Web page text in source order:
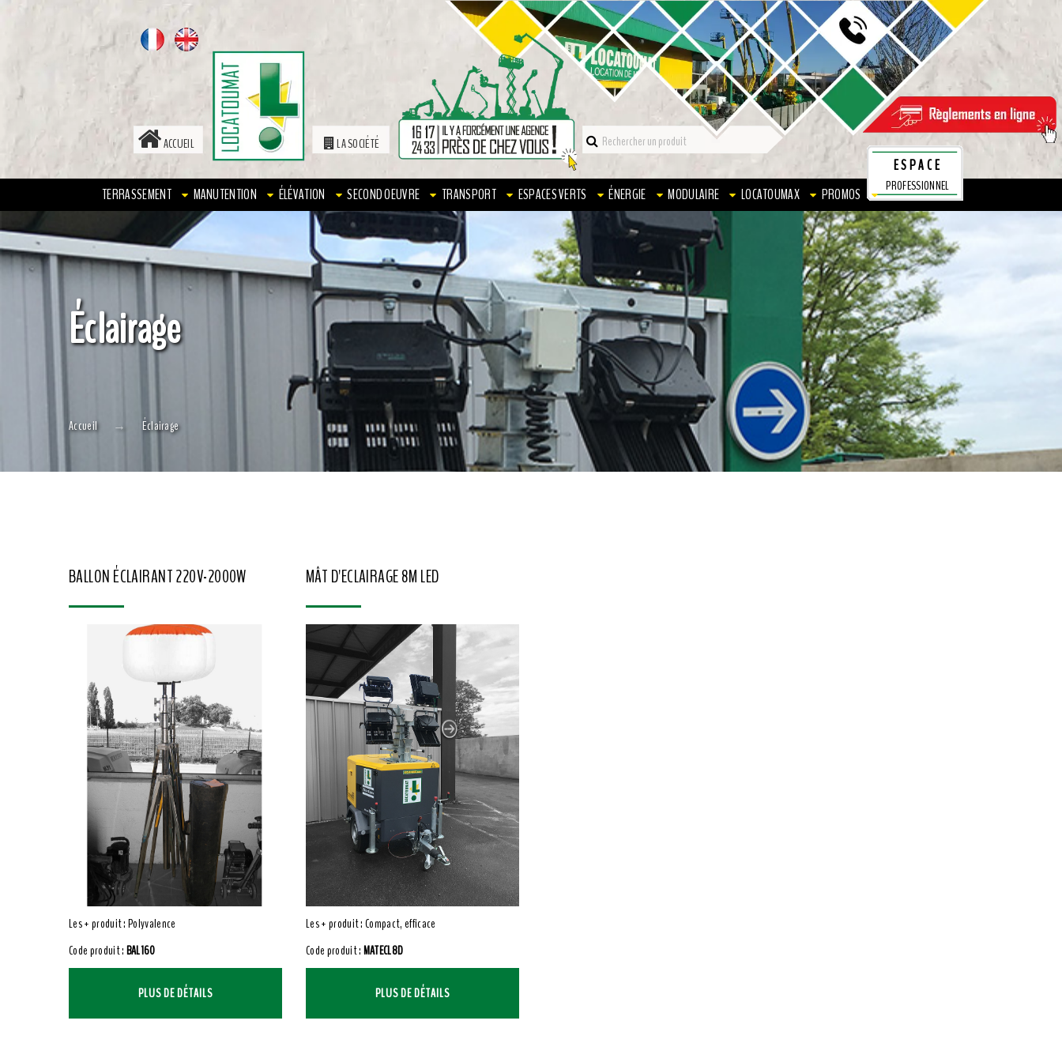
LA SOCIÉTÉ
ACCUEIL
ESPACE
PROFESSIONNEL
TERRASSEMENT MANUTENTION ÉLÉVATION SECOND OEUVRE TRANSPORT ESPACES VERTS ÉNERGIE MODULAIRE LOCATOUMAX PROMOS
Éclairage
Accueil Éclairage
BALLON ÉCLAIRANT 220V-2000W
Les + produit : Polyvalence
Code produit :BAL160
PLUS DE DÉTAILS
MÂT D'ECLAIRAGE 8M LED
Les + produit : Compact, efficace
Code produit :MATECL8D
PLUS DE DÉTAILS